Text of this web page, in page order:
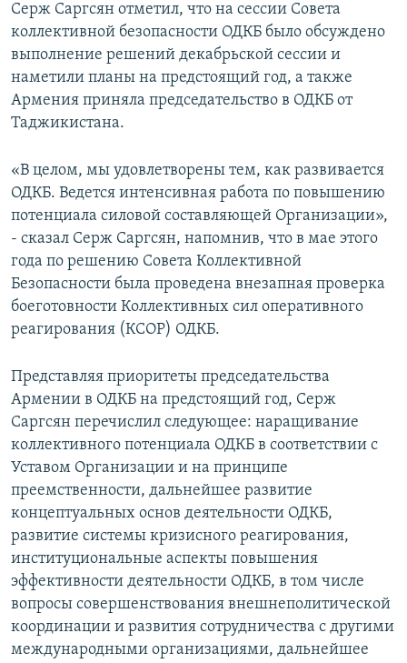
Серж Саргсян отметил, что на сессии Совета
коллективной безопасности ОДКБ было обсуждено
выполнение решений декабрьской сессии и
наметили планы на предстоящий год, а также
Армения приняла председательство в ОДКБ от
Таджикистана.
«В целом, мы удовлетворены тем, как развивается
ОДКБ. Ведется интенсивная работа по повышению
потенциала силовой составляющей Организации»,
- сказал Серж Саргсян, напомнив, что в мае этого
года по решению Совета Коллективной
Безопасности была проведена внезапная проверка
боеготовности Коллективных сил оперативного
реагирования (КСОР) ОДКБ.
Представляя приоритеты председательства
Армении в ОДКБ на предстоящий год, Серж
Саргсян перечислил следующее: наращивание
коллективного потенциала ОДКБ в соответствии с
Уставом Организации и на принципе
преемственности, дальнейшее развитие
концептуальных основ деятельности ОДКБ,
развитие системы кризисного реагирования,
институциональные аспекты повышения
эффективности деятельности ОДКБ, в том числе
вопросы совершенствования внешнеполитической
координации и развития сотрудничества с другими
международными организациями, дальнейшее